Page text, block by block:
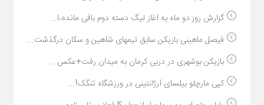
گزارش روز:دو ماه به آغاز لیگ دسته دوم باقی مانده،ا...
فیصل ماهینی بازیکن سابق تیمهای شاهین و سکان درگذشت...
بازیکن بوشهری در دربی کرمان به میدان رفت+عکس...
کپی مارچلو بیلسای آرژانتینی در ورزشگاه تنگک!...